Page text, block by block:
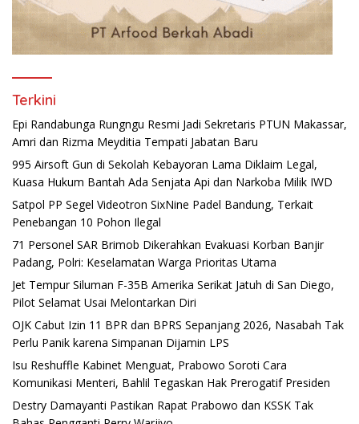
Terkini
Epi Randabunga Rungngu Resmi Jadi Sekretaris PTUN Makassar,
Amri dan Rizma Meyditia Tempati Jabatan Baru
995 Airsoft Gun di Sekolah Kebayoran Lama Diklaim Legal,
Kuasa Hukum Bantah Ada Senjata Api dan Narkoba Milik IWD
Satpol PP Segel Videotron SixNine Padel Bandung, Terkait
Penebangan 10 Pohon Ilegal
71 Personel SAR Brimob Dikerahkan Evakuasi Korban Banjir
Padang, Polri: Keselamatan Warga Prioritas Utama
Jet Tempur Siluman F-35B Amerika Serikat Jatuh di San Diego,
Pilot Selamat Usai Melontarkan Diri
OJK Cabut Izin 11 BPR dan BPRS Sepanjang 2026, Nasabah Tak
Perlu Panik karena Simpanan Dijamin LPS
Isu Reshuffle Kabinet Menguat, Prabowo Soroti Cara
Komunikasi Menteri, Bahlil Tegaskan Hak Prerogatif Presiden
Destry Damayanti Pastikan Rapat Prabowo dan KSSK Tak